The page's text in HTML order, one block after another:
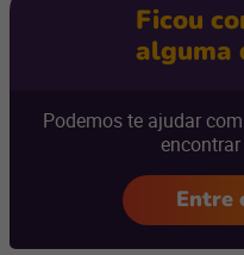
Ficou
alguma
Podemos te ajudar
encontrar
Entre